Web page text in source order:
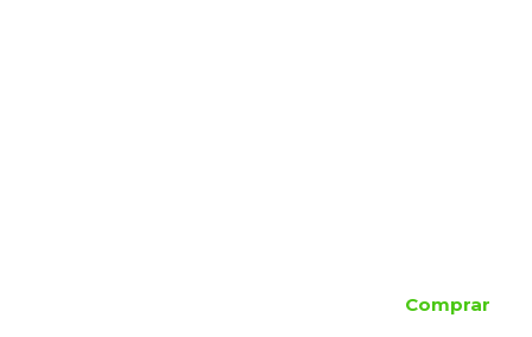
Comprar